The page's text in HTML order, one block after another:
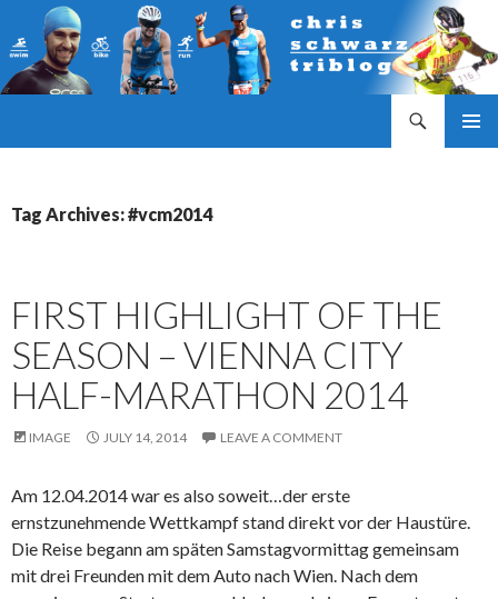
Tag Archives: #vcm2014
FIRST HIGHLIGHT OF THE
SEASON – VIENNA CITY
HALF-MARATHON 2014
IMAGE JULY 14, 2014 LEAVE A COMMENT
Am 12.04.2014 war es also soweit…der erste
ernstzunehmende Wettkampf stand direkt vor der Haustüre.
Die Reise begann am späten Samstagvormittag gemeinsam
mit drei Freunden mit dem Auto nach Wien. Nach dem